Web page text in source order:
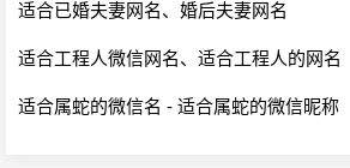
适合已婚夫妻网名、婚后夫妻网名
适合工程人微信网名、适合工程人的网名
适合属蛇的微信名 - 适合属蛇的微信昵称